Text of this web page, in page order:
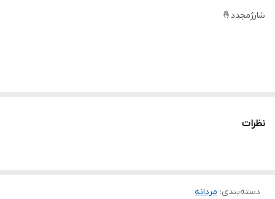
شارژمجدد🤞
نظرات
دسته‌بندی: مردانه